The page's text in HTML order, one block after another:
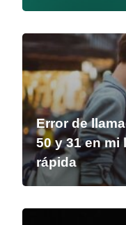
Error de
50 y 31 en mi
rápida